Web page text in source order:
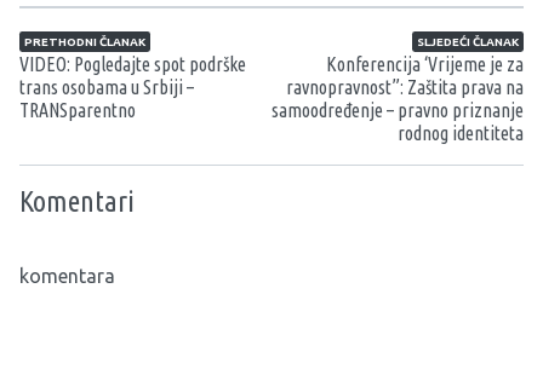
Navigacija članaka
PRETHODNI ČLANAK
VIDEO: Pogledajte spot podrške
trans osobama u Srbiji –
TRANSparentno
SLJEDEĆI ČLANAK
Konferencija ‘Vrijeme je za
ravnopravnost”: Zaštita prava na
samoodređenje – pravno priznanje
rodnog identiteta
Komentari
komentara